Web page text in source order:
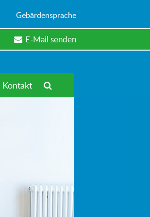
Gebärdensprache
E-Mail senden
Kontakt